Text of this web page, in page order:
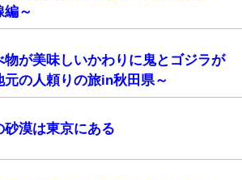
編～
物が美味しいかわりに鬼とゴジラが
の人頼りの旅in秋田県～
砂漠は東京にある